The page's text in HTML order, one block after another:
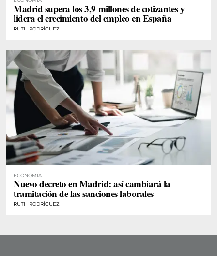
Madrid supera los 3,9 millones de cotizantes y
lidera el crecimiento del empleo en España
RUTH RODRÍGUEZ
ECONOMÍA
Nuevo decreto en Madrid: así cambiará la
tramitación de las sanciones laborales
RUTH RODRÍGUEZ